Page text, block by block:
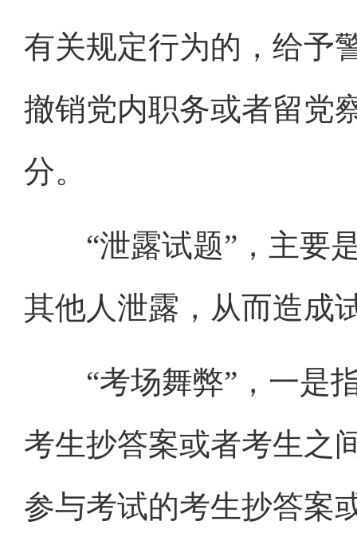
有关规定行为的，给予
撤销党内职务或者留党
分。
“泄露试题”，主要是
其他人泄露，从而造成
“考场舞弊”，一是指
考生抄答案或者考生之
参与考试的考生抄答案